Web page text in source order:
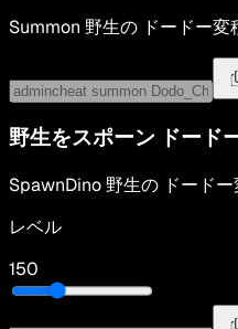
Summon 野生の ドードー変
野生をスポーン ドード
SpawnDino野生の ドード
レベル
150